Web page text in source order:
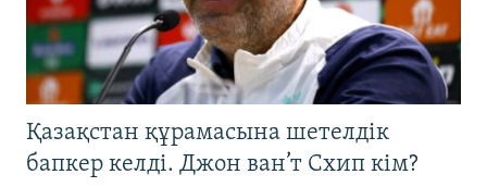
Қазақстан құрамасына шетелдік
бапкер келді. Джон ван’т Схип кім?